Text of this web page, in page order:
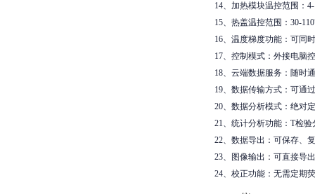
14、加热模块温控范围：
15、热盖温控范围：30-
16、温度梯度功能：可同
17、控制模式：外接电脑
18、云端数据服务：随时
19、数据传输方式：可通
20、数据分析模式：绝对
21、统计分析功能：T检
22、数据导出：可保存、
23、图像输出：可直接导
24、校正功能：无需定期